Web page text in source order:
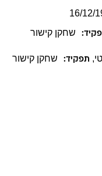
16/12/
שחקן קישור
, תפקיד: שחקן קישור